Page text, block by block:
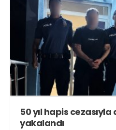
50 yıl hapis
yakalandı